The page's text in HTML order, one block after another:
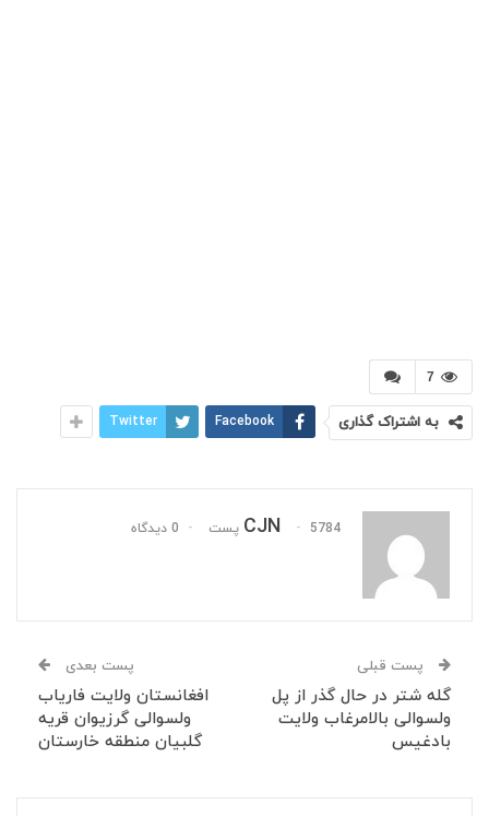
7
به اشتراک گذاری Facebook
Twitter
CJN 5784 پست 0 دیدگاه
پست قبلی
گله شتر در حال گذر از پل
ولسوالی بالامرغاب ولایت
بادغیس
پست بعدی
افغانستان ولایت فاریاب
ولسوالی گرزیوان قریه
گلبیان منطقه خارستان